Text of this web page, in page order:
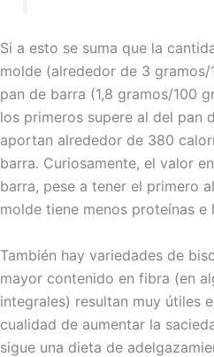
Si a esto se suma que la
molde (alrededor de 3
pan de barra (1,8 gramos/100
los primeros supere al del pan
aportan alrededor de 380
barra. Curiosamente, el valor
barra, pese a tener el primero
molde tiene menos proteínas
También hay variedades de
mayor contenido en fibra (en
integrales) resultan muy útiles
cualidad de aumentar la
sigue una dieta de